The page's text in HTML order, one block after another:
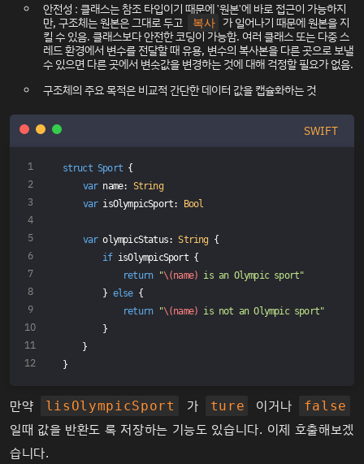
안전성 : 클래스는 참조 타입이기 때문에 '원본'에 바로 접근이 가능하지
만, 구조체는 원본은 그대로 두고
복사
가 일어나기 때문에 원본을 지
킬 수 있음. 클래스보다 안전한 코딩이 가능함. 여러 클래스 또는 다중 스
레드 환경에서 변수를 전달할 때 유용, 변수의 복사본을 다른 곳으로 보낼
수 있으면 다른 곳에서 변숫값을 변경하는 것에 대해 걱정할 필요가 없음.
구조체의 주요 목적은 비교적 간단한 데이터 값을 캡슐화하는 것
SWIFT
struct Sport {
var name: String
var isOlympicSport: Bool
var olympicStatus: String {
if isOlympicSport {
return
"\(name) is an Olympic sport"
        }
else {
return
"\(name) is not an Olympic sport"
        }
    }
}
만약 lisOlympicSport 가 ture 이거나 false
일때 값을 반환도 록 저장하는 기능도 있습니다. 이제 호출해보겠
습니다.